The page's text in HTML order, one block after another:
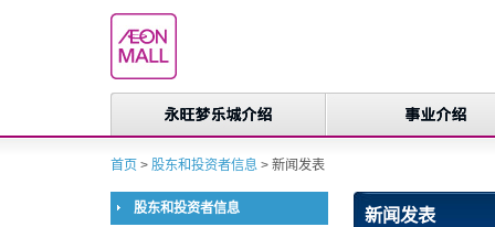
首页 > 股东和投资者信息 > 新闻发表
股东和投资者信息
新闻发表